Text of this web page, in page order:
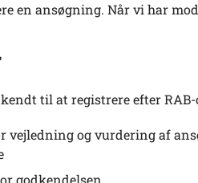
en ansøgning. Når vi har
til at registrere efter
vejledning og vurdering af
godkendelsen